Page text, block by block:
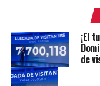
¡El
de